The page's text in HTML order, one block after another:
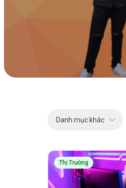
Danh mục khác
Thị Trường